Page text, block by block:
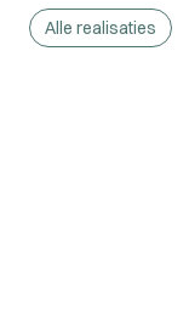
Alle realisaties